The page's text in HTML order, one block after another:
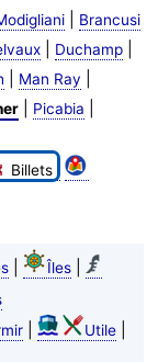
| Brancusi
| Duchamp|
Man Ray
| Picabia
Billets
| Îles|
| Utile|